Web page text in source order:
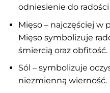
odniesienie do
Mięso – najczęściej w
Mięso symbolizuje
śmiercią oraz obfitość.
Sól – symbolizuje
niezmienną wierność.